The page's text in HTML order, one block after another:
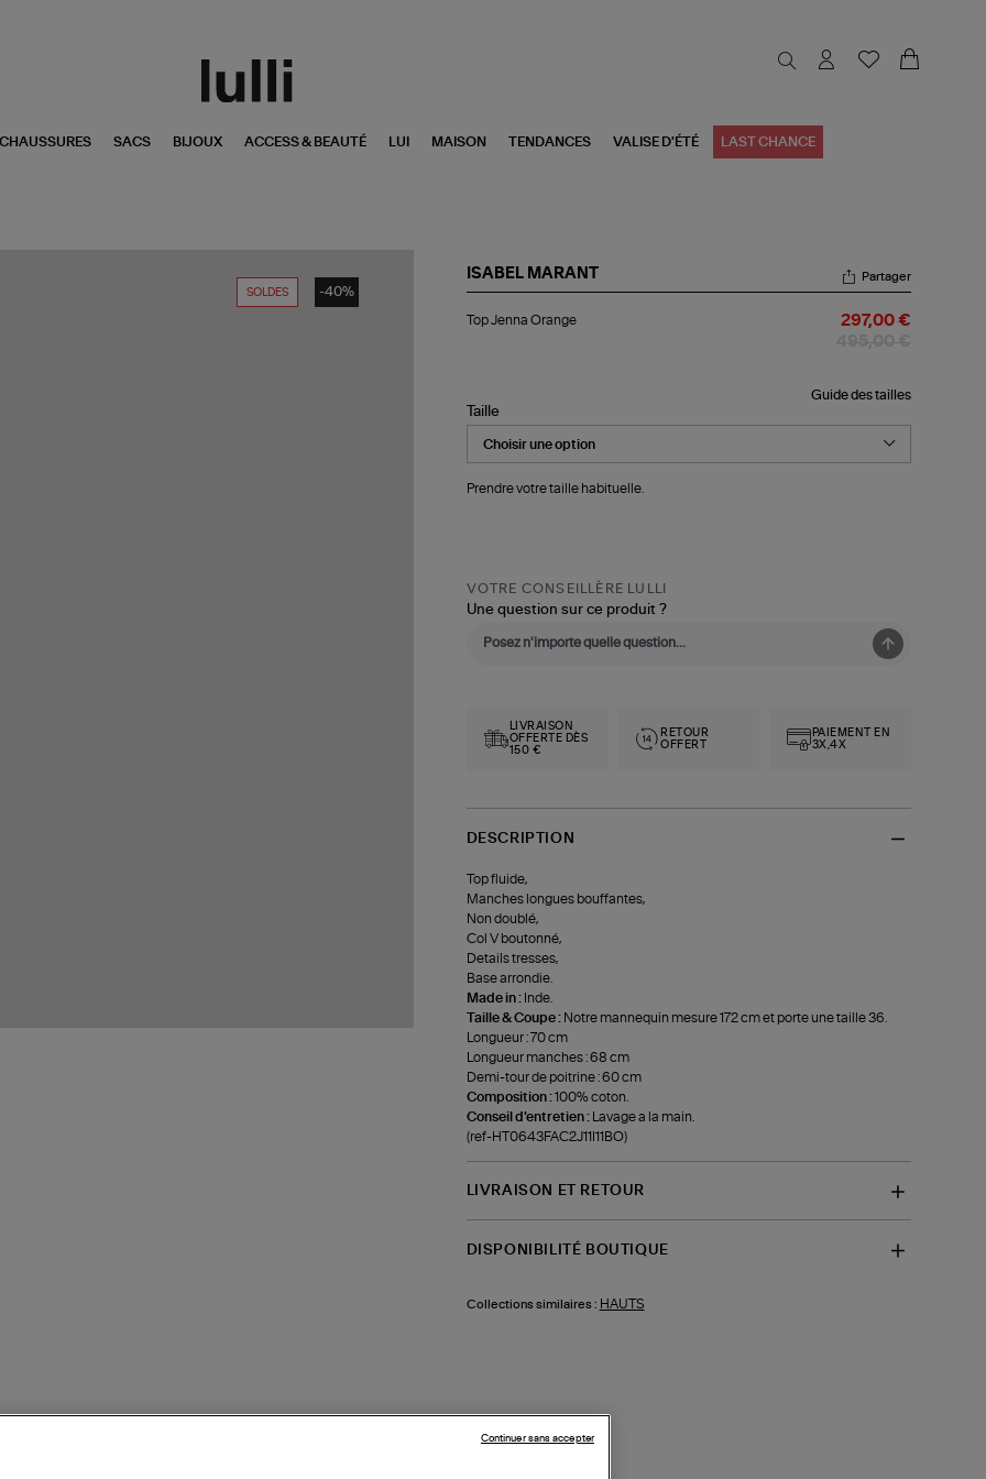
CHAUSSURES SACS BIJOUX ACCESS & BEAUTÉ LUI MAISON TENDANCES VALISE D'ÉTÉ LAST CHANCE
SOLDES -40%
ISABEL MARANT
Jenna
Partager
Top Jenna Orange 297,00 €
Guide des tailles
Taille
Prendre votre taille habituelle.
VOTRE CONSEILLÈRE LULLI
Une question sur ce produit ?
LIVRAISON
OFFERTE DÈS
150 €
RETOUR
OFFERT
PAIEMENT EN
3X,4X
DESCRIPTION
Top fluide,
Manches longues bouffantes,
Non doublé,
Col V boutonné,
Details tresses,
Base arrondie.
Made in : Inde.
Taille & Coupe : Notre mannequin mesure 172 cm et porte une taille 36.
Longueur : 70 cm
Longueur manches : 68 cm
Demi-tour de poitrine : 60 cm
Composition :100% coton.
Conseil d'entretien :
Lavage a la main.
(ref-HT0643FAC2J11I11BO)
LIVRAISON ET RETOUR
DISPONIBILITÉ BOUTIQUE
Collections similaires : HAUTS
Continuer sans accepter